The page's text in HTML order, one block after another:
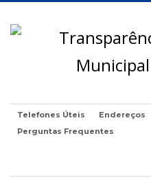
Telefones Úteis Endereços
Perguntas Frequentes